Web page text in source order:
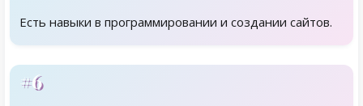
Есть навыки в программировании и создании сайтов.
#6